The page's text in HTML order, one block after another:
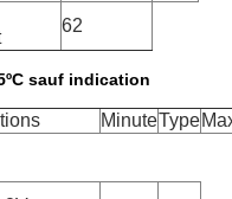
62
sauf indication
MinuteType